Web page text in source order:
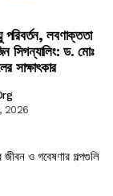
লবণাক্ততা
সিগন্যালিং: ড. মোঃ
সাক্ষাৎকার
2026
জীবন ও গবেষণার গল্পগুলি